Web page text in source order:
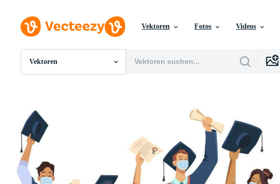
Vektoren Fotos Videos
Vektoren
Alle Bilder
SVGs
Vorlagen
Vektoren
Redaktionelle Bilder
Redaktionelle Ereignisse